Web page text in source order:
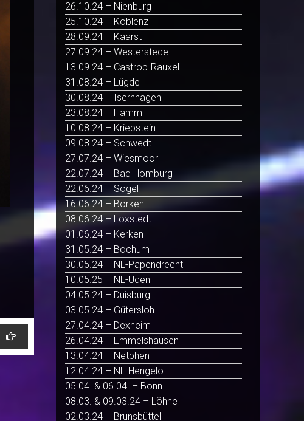
26.10.24 – Nienburg
25.10.24 – Koblenz
28.09.24 – Kaarst
27.09.24 – Westerstede
13.09.24 – Castrop-Rauxel
31.08.24 – Lügde
30.08.24 – Isernhagen
23.08.24 – Hamm
10.08.24 – Kriebstein
09.08.24 – Schwedt
27.07.24 – Wiesmoor
22.07.24 – Bad Homburg
22.06.24 – Sögel
16.06.24 – Borken
08.06.24 – Loxstedt
01.06.24 – Kerken
31.05.24 – Bochum
30.05.24 – NL-Papendrecht
10.05.25 – NL-Uden
04.05.24 – Duisburg
03.05.24 – Gütersloh
27.04.24 – Dexheim
26.04.24 – Emmelshausen
13.04.24 – Netphen
12.04.24 – NL-Hengelo
05.04. & 06.04. – Bonn
08.03. & 09.03.24 – Löhne
02.03.24 – Brunsbüttel